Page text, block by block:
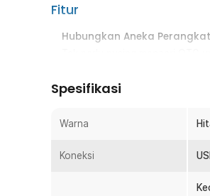
Fitur
Hubungkan Aneka Perangkat
ini dibekali port USB Type A
perangkat.
Mentransfer banyak data kini
hanya dalam hitungan detik.
Tersedia di Google Play Store,
Spesifikasi
Warna
Koneksi